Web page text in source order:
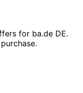
for ba.de DE.